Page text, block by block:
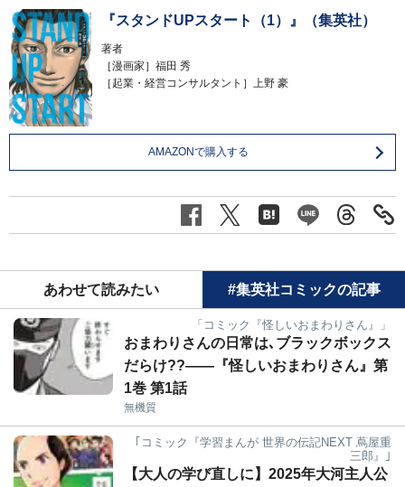
『スタンドUPスタート（1）』（集英社）
著者
［漫画家］福田 秀
［起業・経営コンサルタント］上野 豪
AMAZONで購入する
あわせて読みたい #集英社コミックの記事
「コミック『怪しいおまわりさん』」
おまわりさんの日常は､ブラックボックス
だらけ??――『怪しいおまわりさん』第
1巻 第1話
無機質
｢コミック『学習まんが 世界の伝記NEXT 蔦屋重
三郎』｣
【大人の学び直しに】2025年大河主人公